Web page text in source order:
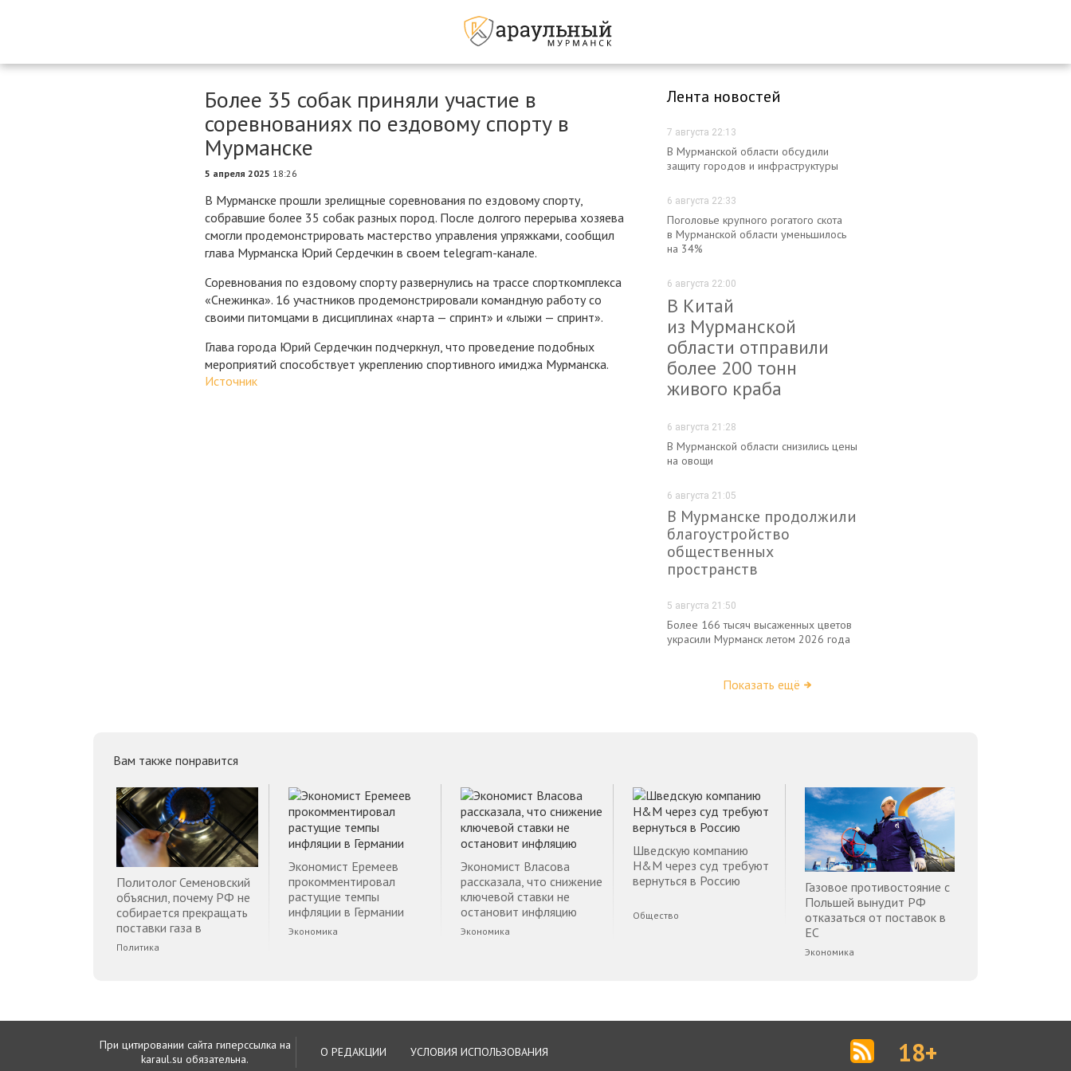
Более 35 собак приняли участие в
соревнованиях по ездовому спорту в
Мурманске
5 апреля 2025 18:26
В Мурманске прошли зрелищные соревнования по ездовому спорту,
собравшие более 35 собак разных пород. После долгого перерыва хозяева
смогли продемонстрировать мастерство управления упряжками, сообщил
глава Мурманска Юрий Сердечкин в своем telegram-канале.
Соревнования по ездовому спорту развернулись на трассе спорткомплекса
«Снежинка». 16 участников продемонстрировали командную работу со
своими питомцами в дисциплинах «нарта — спринт» и «лыжи — спринт».
Глава города Юрий Сердечкин подчеркнул, что проведение подобных
мероприятий способствует укреплению спортивного имиджа Мурманска.
Источник
Лента новостей
7 августа 22:13
В Мурманской области обсудили
защиту городов и инфраструктуры
6 августа 22:33
Поголовье крупного рогатого скота
в Мурманской области уменьшилось
на 34%
6 августа 22:00
В Китай
из Мурманской
области отправили
более 200 тонн
живого краба
6 августа 21:28
В Мурманской области снизились цены
на овощи
6 августа 21:05
В Мурманске продолжили
благоустройство
общественных
пространств
5 августа 21:50
Более 166 тысяч высаженных цветов
украсили Мурманск летом 2026 года
Показать ещё
Вам также понравится
Политолог Семеновский
объяснил, почему РФ не
собирается прекращать
поставки газа в
Финляндию
Политика
Экономист Еремеев
прокомментировал
растущие темпы
инфляции в Германии
Экономика
Экономист Власова
рассказала, что снижение
ключевой ставки не
остановит инфляцию
Экономика
Шведскую компанию
H&M через суд требуют
вернуться в Россию
Общество
Газовое противостояние с
Польшей вынудит РФ
отказаться от поставок в
ЕС
Экономика
18+
При цитировании сайта гиперссылка на
karaul.su обязательна.
О РЕДАКЦИИ УСЛОВИЯ ИСПОЛЬЗОВАНИЯ